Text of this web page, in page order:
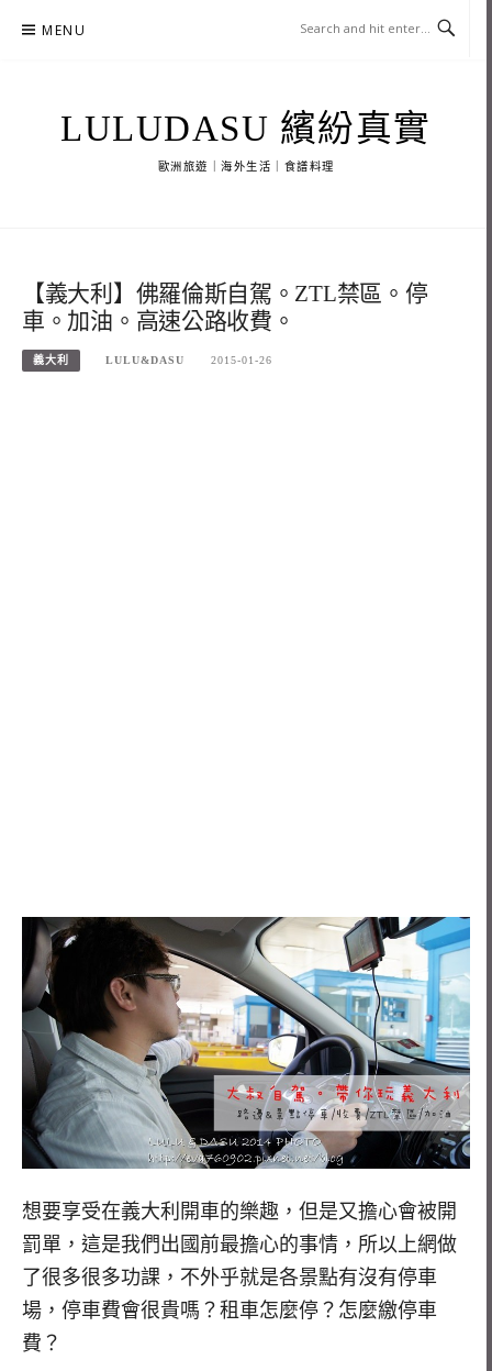
MENU
LULUDASU 繽紛真實
歐洲旅遊｜海外生活｜食譜料理
【義大利】佛羅倫斯自駕。ZTL禁區。停
車。加油。高速公路收費。
義大利 LULU&DASU 2015-01-26
想要享受在義大利開車的樂趣，但是又擔心會被開
罰單，這是我們出國前最擔心的事情，所以上網做
了很多很多功課，不外乎就是各景點有沒有停車
場，停車費會很貴嗎？租車怎麼停？怎麼繳停車
費？